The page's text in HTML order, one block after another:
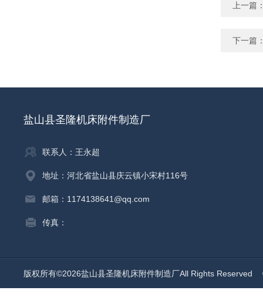
上一篇
下一篇
盐山县圣隆机床附件制造厂
联系人：王永超
地址：河北省盐山县庆云镇小宋村116号
邮箱：1174138641@qq.com
传真：
版权所有©2026盐山县圣隆机床附件制造厂All Rights Reserved